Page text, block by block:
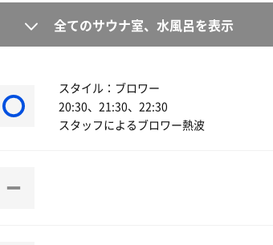
全てのサウナ室、水風呂を表示
スタイル：ブロワー
20:30、21:30、22:30
スタッフによるブロワー熱波